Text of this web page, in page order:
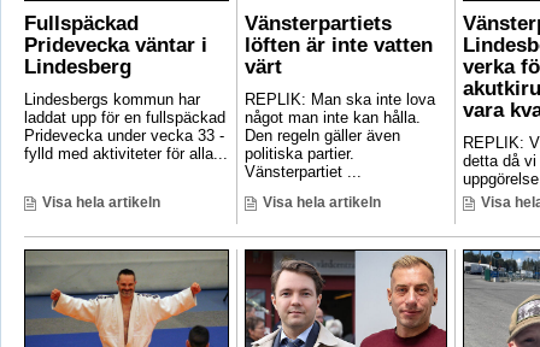
Fullspäckad
Pridevecka väntar i
Lindesberg
Lindesbergs kommun har
laddat upp för en fullspäckad
Pridevecka under vecka 33 -
fylld med aktiviteter för alla...
Visa hela artikeln
Vänsterpartiets
löften är inte vatten
värt
REPLIK: Man ska inte lova
något man inte kan hålla.
Den regeln gäller även
politiska partier.
Vänsterpartiet ...
Visa hela artikeln
verka
vara
REPLIK:
detta då
Visa